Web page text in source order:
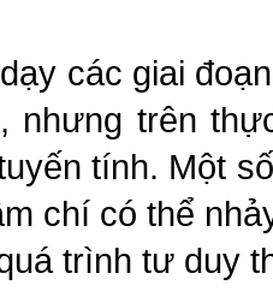
các giai
nhưng trên
tính. Một
chí có thể
trình tư duy